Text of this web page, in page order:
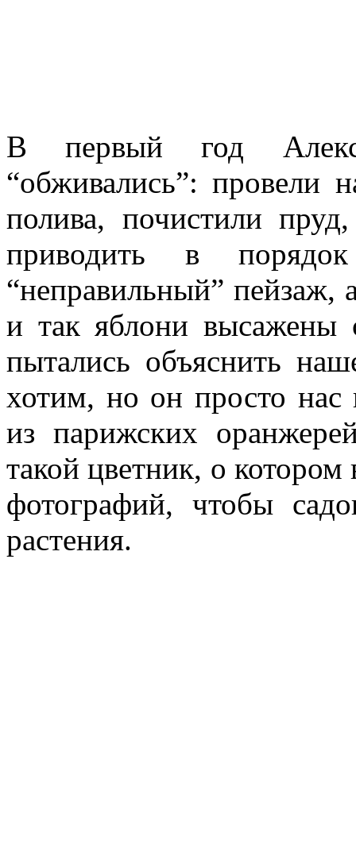
В первый год
“обживались”: провели
полива, почистили
приводить в
“неправильный” пейзаж,
и так яблони
пытались объяснить
хотим, но он просто
из парижских
такой цветник, о котором
фотографий, чтобы
растения.